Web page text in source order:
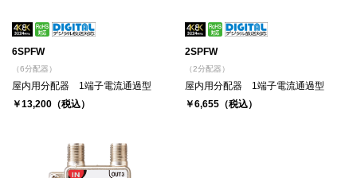
6SPFW
（6分配器）
屋内用分配器 1端子電流通過型
￥13,200（税込）
2SPFW
（2分配器）
屋内用分配器 1端子電流通過型
￥6,655（税込）